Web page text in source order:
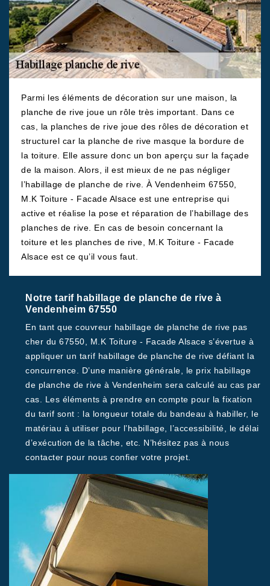
Parmi les éléments de décoration sur une maison, la
planche de rive joue un rôle très important. Dans ce
cas, la planches de rive joue des rôles de décoration et
structurel car la planche de rive masque la bordure de
la toiture. Elle assure donc un bon aperçu sur la façade
de la maison. Alors, il est mieux de ne pas négliger
l’habillage de planche de rive. À Vendenheim 67550,
M.K Toiture - Facade Alsace est une entreprise qui
active et réalise la pose et réparation de l’habillage des
planches de rive. En cas de besoin concernant la
toiture et les planches de rive, M.K Toiture - Facade
Alsace est ce qu’il vous faut.
Notre tarif habillage de planche de rive à
Vendenheim 67550
En tant que couvreur habillage de planche de rive pas
cher du 67550, M.K Toiture - Facade Alsace s’évertue à
appliquer un tarif habillage de planche de rive défiant la
concurrence. D’une manière générale, le prix habillage
de planche de rive à Vendenheim sera calculé au cas par
cas. Les éléments à prendre en compte pour la fixation
du tarif sont : la longueur totale du bandeau à habiller, le
matériau à utiliser pour l’habillage, l’accessibilité, le délai
d’exécution de la tâche, etc. N’hésitez pas à nous
contacter pour nous confier votre projet.